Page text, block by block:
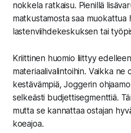
nokkela ratkaisu. Pienillä
matkustamosta saa muokattua
lastenviihdekeskuksen tai
Kriittinen huomio liittyy edelleen
materiaalivalintoihin. Vaikka ne
kestävämpiä, Joggerin
selkeästi budjettisegmenttiä.
mutta se kannattaa ostajan
koeajoa.